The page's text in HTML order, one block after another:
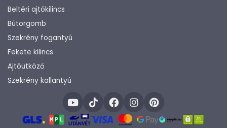
Beltéri ajtókilincs
Bútorgomb
Szekrény fogantyú
Fekete kilincs
Ajtóütköző
Szekrény kallantyú